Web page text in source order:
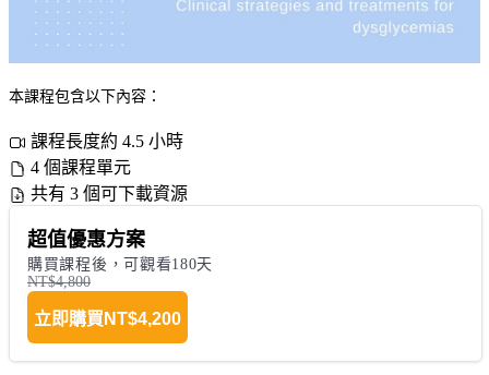
本課程包含以下內容：
課程長度約 4.5 小時
4 個課程單元
共有 3 個可下載資源
超值優惠方案
購買課程後，可觀看180天
NT$4,800
立即購買 NT$4,200